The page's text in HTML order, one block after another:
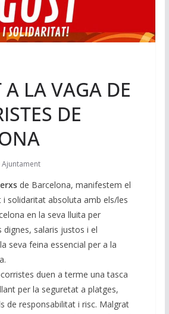
A LA VAGA DE
DE
Ajuntament
de Barcelona, manifestem el
solidaritat absoluta amb els/les
en la seva lluita per
dignes, salaris justos i el
seva feina essencial per a la
duen a terme una tasca
per la seguretat a platges,
de responsabilitat i risc. Malgrat